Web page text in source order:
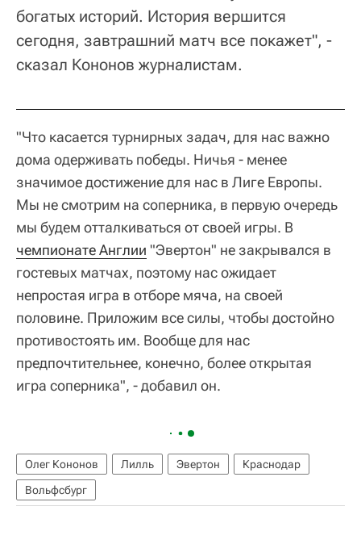
богатых историй. История вершится
сегодня, завтрашний матч все покажет", -
сказал Кононов журналистам.
"Что касается турнирных задач, для нас важно
дома одерживать победы. Ничья - менее
значимое достижение для нас в Лиге Европы.
Мы не смотрим на соперника, в первую очередь
мы будем отталкиваться от своей игры. В
чемпионате Англии "Эвертон" не закрывался в
гостевых матчах, поэтому нас ожидает
непростая игра в отборе мяча, на своей
половине. Приложим все силы, чтобы достойно
противостоять им. Вообще для нас
предпочтительнее, конечно, более открытая
игра соперника", - добавил он.
Олег Кононов Лилль Эвертон
Краснодар
Вольфсбург